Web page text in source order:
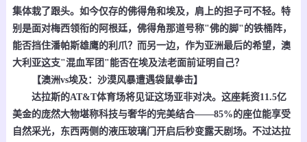
集体栽了跟头。如今仅存的佛得角和埃及，肩上的担子可不轻。特
别是面对梅西领衔的阿根廷，佛得角那道号称"佛的脚"的铁桶阵，
能否挡住潘帕斯雄鹰的利爪？而另一边，作为亚洲最后的希望，澳
大利亚这支"混血军团"能否在埃及法老面前证明自己？
【澳洲vs埃及：沙漠风暴遭遇袋鼠拳击】
达拉斯的AT&T体育场将见证这场亚非对决。这座耗资11.5亿
美金的庞然大物堪称科技与奢华的完美结合——85%的座位能享受
自然采光，东西两侧的液压玻璃门开启后秒变露天剧场。不过达拉